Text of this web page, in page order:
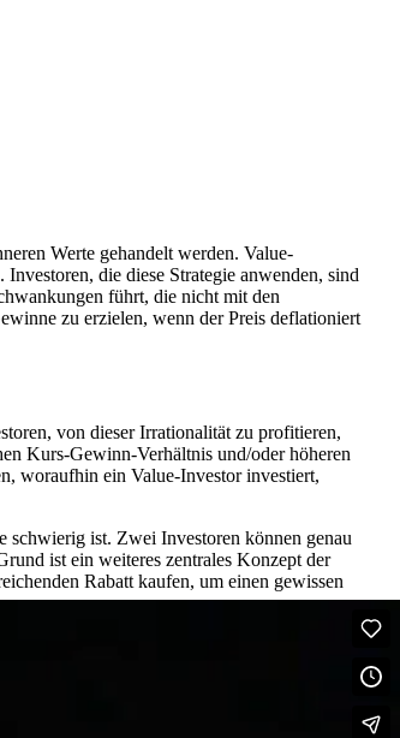
Werte gehandelt werden. Value-
die diese Strategie anwenden, sind
führt, die nicht mit den
zu erzielen, wenn der Preis deflationiert
von dieser Irrationalität zu profitieren,
Kurs-Gewinn-Verhältnis und/oder höheren
woraufhin ein Value-Investor investiert,
schwierig ist. Zwei Investoren können genau
ist ein weiteres zentrales Konzept der
Rabatt kaufen, um einen gewissen
und die Erträge und legen keinen Wert
des zukünftigen Wachstums und
ein Value-Investor etwas für weniger als er